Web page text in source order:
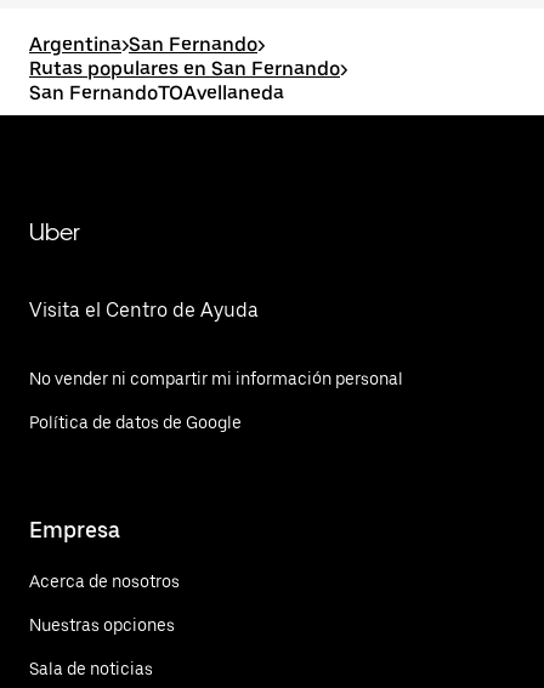
Argentina>San Fernando>
Rutas populares en San Fernando>
San FernandoTOAvellaneda
Uber
Visita el Centro de Ayuda
No vender ni compartir mi información personal
Política de datos de Google
Empresa
Acerca de nosotros
Nuestras opciones
Sala de noticias